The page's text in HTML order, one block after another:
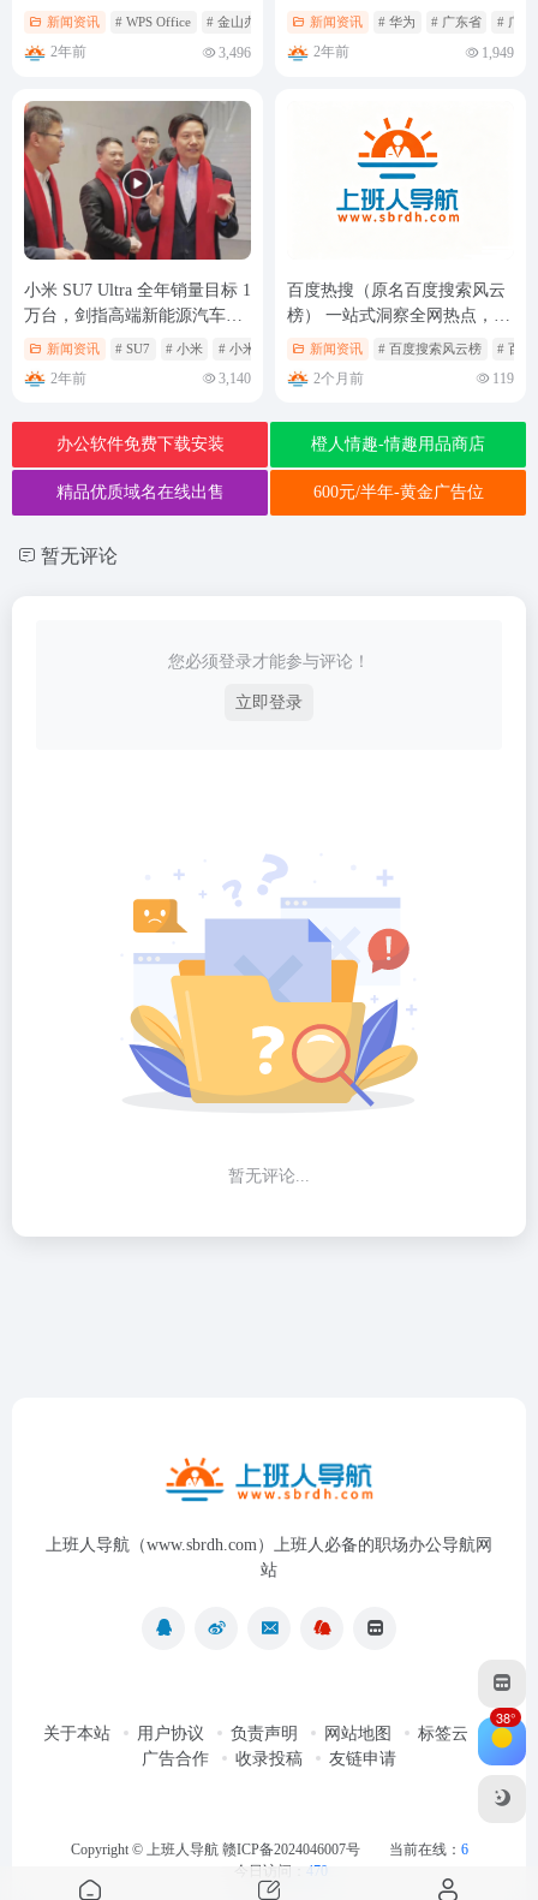
突破 1 亿大关
新闻资讯 # WPS Office # 金山办公
2年前 3,496
销售收入超8600亿元
新闻资讯 # 华为 # 广东省 # 广东
2年前 1,949
小米 SU7 Ultra 全年销量目标 1
万台，剑指高端新能源汽车市
场
新闻资讯 # SU7 # 小米 # 小米SU7
2年前 3,140
百度热搜（原名百度搜索风云
榜） 一站式洞察全网热点，百
度热搜榜带你读懂时代脉搏
新闻资讯 # 百度搜索风云榜 # 百度
2个月前 119
办公软件免费下载安装 橙人情趣-情趣用品商店
精品优质域名在线出售 600元/半年-黄金广告位
暂无评论
您必须登录才能参与评论！
立即登录
暂无评论...
上班人导航（www.sbrdh.com）上班人必备的职场办公导航网
站
关于本站 用户协议 负责声明 网站地图
标签云
广告合作
收录投稿 友链申请
Copyright © 上班人导航 赣ICP备2024046007号 当前在线： 6
今日访问： 470
38°